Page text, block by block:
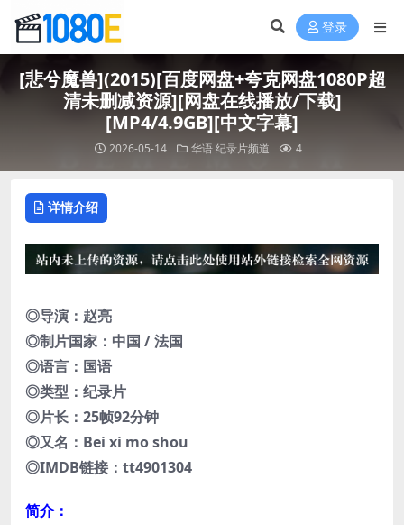
登录
[悲兮魔兽](2015)[百度网盘+夸克网盘1080P超
清未删减资源][网盘在线播放/下载]
[MP4/4.9GB][中文字幕]
2026-05-14 华语纪录片频道 4
详情介绍
◎导演：赵亮
◎制片国家：中国 / 法国
◎语言：国语
◎类型：纪录片
◎片长：25帧92分钟
◎又名：Bei xi mo shou
◎IMDB链接：tt4901304
简介：